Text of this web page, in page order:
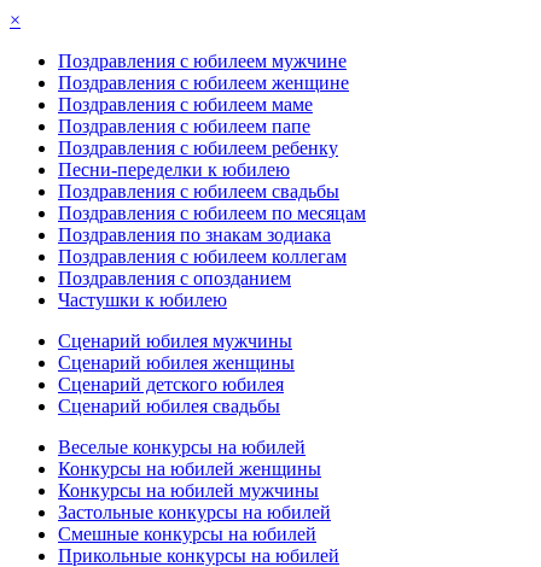
×
Поздравления с юбилеем мужчине
Поздравления с юбилеем женщине
Поздравления с юбилеем маме
Поздравления с юбилеем папе
Поздравления с юбилеем ребенку
Песни-переделки к юбилею
Поздравления с юбилеем свадьбы
Поздравления с юбилеем по месяцам
Поздравления по знакам зодиака
Поздравления с юбилеем коллегам
Поздравления с опозданием
Частушки к юбилею
Сценарий юбилея мужчины
Сценарий юбилея женщины
Сценарий детского юбилея
Сценарий юбилея свадьбы
Веселые конкурсы на юбилей
Конкурсы на юбилей женщины
Конкурсы на юбилей мужчины
Застольные конкурсы на юбилей
Смешные конкурсы на юбилей
Прикольные конкурсы на юбилей